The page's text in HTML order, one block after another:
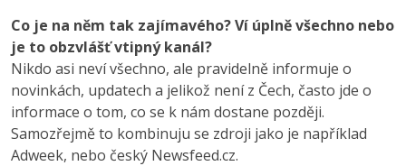
Co je na něm tak zajímavého? Ví úplně všechno nebo
je to obzvlášť vtipný kanál?
Nikdo asi neví všechno, ale pravidelně informuje o
novinkách, updatech a jelikož není z Čech, často jde o
informace o tom, co se k nám dostane později.
Samozřejmě to kombinuju se zdroji jako je například
Adweek, nebo český Newsfeed.cz.